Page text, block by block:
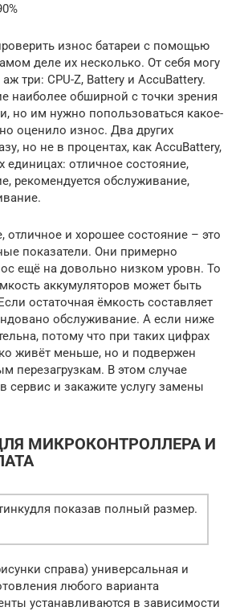
износ батареи с помощью
деле их несколько. От себя могу
три: CPU-Z, Battery и AccuBattery.
наиболее обширной с точки зрения
но им нужно попользоваться какое-
оценило износ. Два других
но не в процентах, как AccuBattery,
единицах: отличное состояние,
рекомендуется обслуживание,
отличное и хорошее состояние – это
показатели. Они примерно
ещё на довольно низком уровн. То
аккумуляторов может быть
остаточная ёмкость составляет
обслуживание. А если ниже
потому что при таких цифрах
живёт меньше, но и подвержен
перезагрузкам. В этом случае
сервис и закажите услугу замены
МИКРОКОНТРОЛЛЕРА И
показав полный размер.
справа) универсальная и
любого варианта
устанавливаются в зависимости